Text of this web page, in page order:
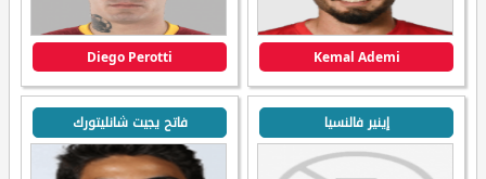
Kemal Ademi
Diego Perotti
إينير فالنسيا فاتح يجيت شانليتورك